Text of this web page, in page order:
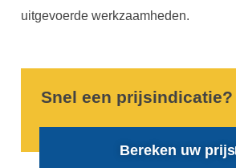
uitgevoerde werkzaamheden.
Snel een prijsindicatie?
Bereken uw prijs